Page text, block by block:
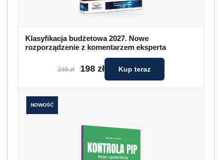
Klasyfikacja budżetowa 2027. Nowe
rozporządzenie z komentarzem eksperta
249 zł 198 zł Kup teraz
NOWOŚĆ